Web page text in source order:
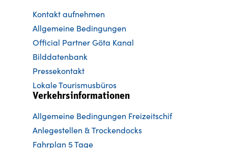
Kontakt aufnehmen
Allgemeine Bedingungen
Official Partner Göta Kanal
Bilddatenbank
Pressekontakt
Lokale Tourismusbüros
Verkehrsinformationen
Allgemeine Bedingungen Freizeitschif
Anlegestellen & Trockendocks
Fahrplan 5 Tage